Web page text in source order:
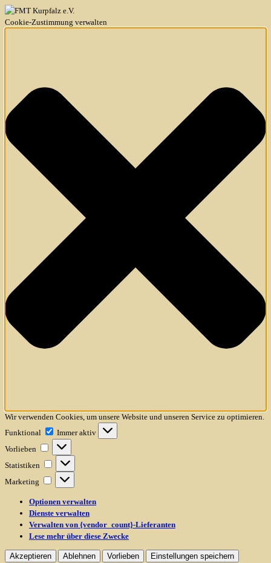
Cookie-Zustimmung verwalten
Wir verwenden Cookies, um unsere Website und unseren Service zu optimieren.
Funktional
Funktional
Immer aktiv
Vorlieben
Vorlieben
Statistiken
Statistiken
Marketing
Marketing
Optionen verwalten
Dienste verwalten
Verwalten von {vendor_count}-Lieferanten
Lese mehr über diese Zwecke
Akzeptieren Ablehnen Vorlieben
Einstellungen speichern